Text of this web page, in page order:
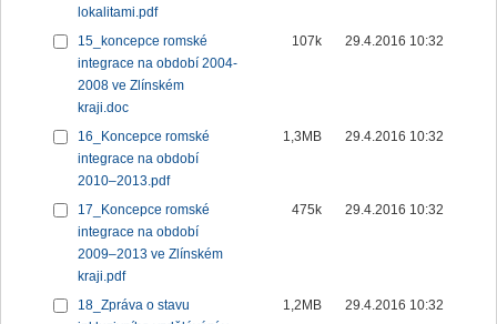
lokalitami.pdf
15_koncepce romské
integrace na období 2004-
2008 ve Zlínském
kraji.doc
107k 29.4.2016 10:32
16_Koncepce romské
integrace na období
2010–2013.pdf
1,3MB 29.4.2016 10:32
17_Koncepce romské
integrace na období
2009–2013 ve Zlínském
kraji.pdf
475k 29.4.2016 10:32
18_Zpráva o stavu
1,2MB 29.4.2016 10:32